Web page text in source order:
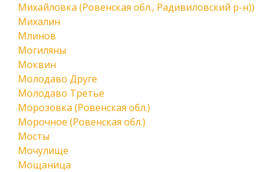
Михайловка (Ровенская обл., Радивиловский р-н))
Михалин
Млинов
Могиляны
Моквин
Молодаво Друге
Молодаво Третье
Морозовка (Ровенская обл.)
Морочное (Ровенская обл.)
Мосты
Мочулище
Мощаница